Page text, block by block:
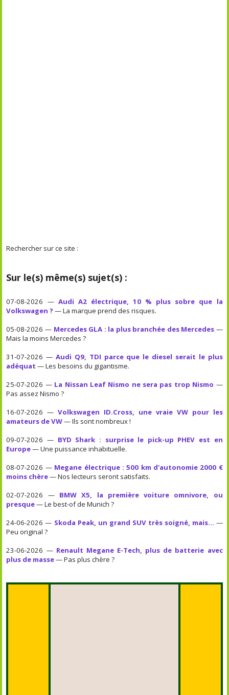
Rechercher sur ce site :
Sur le(s) même(s) sujet(s) :
07-08-2026 — Audi A2 électrique, 10 % plus sobre que la
Volkswagen ? — La marque prend des risques.
05-08-2026 — Mercedes GLA : la plus branchée des Mercedes —
Mais la moins Mercedes ?
31-07-2026 —Audi Q9, TDI parce que le diesel serait le plus
adéquat — Les besoins du gigantisme.
25-07-2026 — La Nissan Leaf Nismo ne sera pas trop Nismo —
Pas assez Nismo ?
16-07-2026 —Volkswagen ID.Cross, une vraie VW pour les
amateurs de VW— Ils sont nombreux !
09-07-2026 — BYD Shark : surprise le pick-up PHEV est en
Europe— Une puissance inhabituelle.
08-07-2026 — Megane électrique : 500 km d'autonomie 2000 €
moins chère— Nos lecteurs seront satisfaits.
02-07-2026 — BMW X5, la première voiture omnivore, ou
presque— Le best-of de Munich ?
24-06-2026 — Skoda Peak, un grand SUV très soigné, mais... —
Peu original ?
23-06-2026 — Renault Megane E-Tech, plus de batterie avec
plus de masse— Pas plus chère ?